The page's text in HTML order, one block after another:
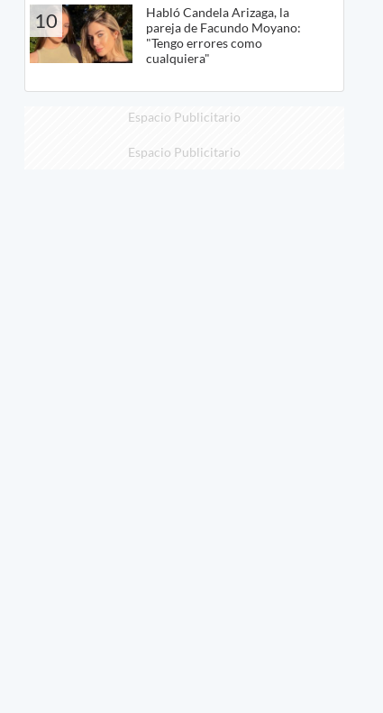
10
Habló Candela Arizaga, la
pareja de Facundo Moyano:
"Tengo errores como
cualquiera"
Espacio Publicitario
Espacio Publicitario